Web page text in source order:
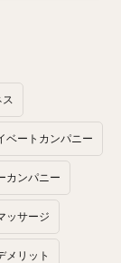
ベートカンパニー
カンパニー
ッサージ
メリット